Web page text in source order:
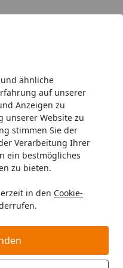
und ähnliche
auf unserer
Anzeigen zu
unserer Website zu
stimmen Sie der
Verarbeitung Ihrer
ein bestmögliches
zu bieten.
in den Cookie-
Mess- & Regeltechnik
3